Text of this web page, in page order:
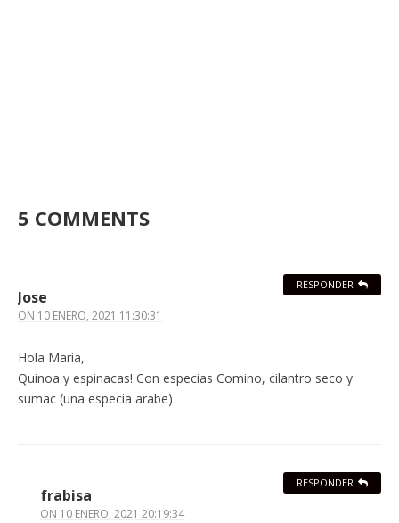
5 COMMENTS
Jose
ON 10 ENERO, 2021 11:30:31
Hola Maria,
Quinoa y espinacas! Con especias Comino, cilantro seco y
sumac (una especia arabe)
RESPONDER
frabisa
ON 10 ENERO, 2021 20:19:34
RESPONDER